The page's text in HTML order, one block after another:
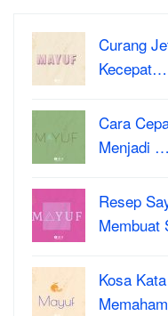
Curang
Kecepat…
Cara
Menjadi …
Resep
Kosa